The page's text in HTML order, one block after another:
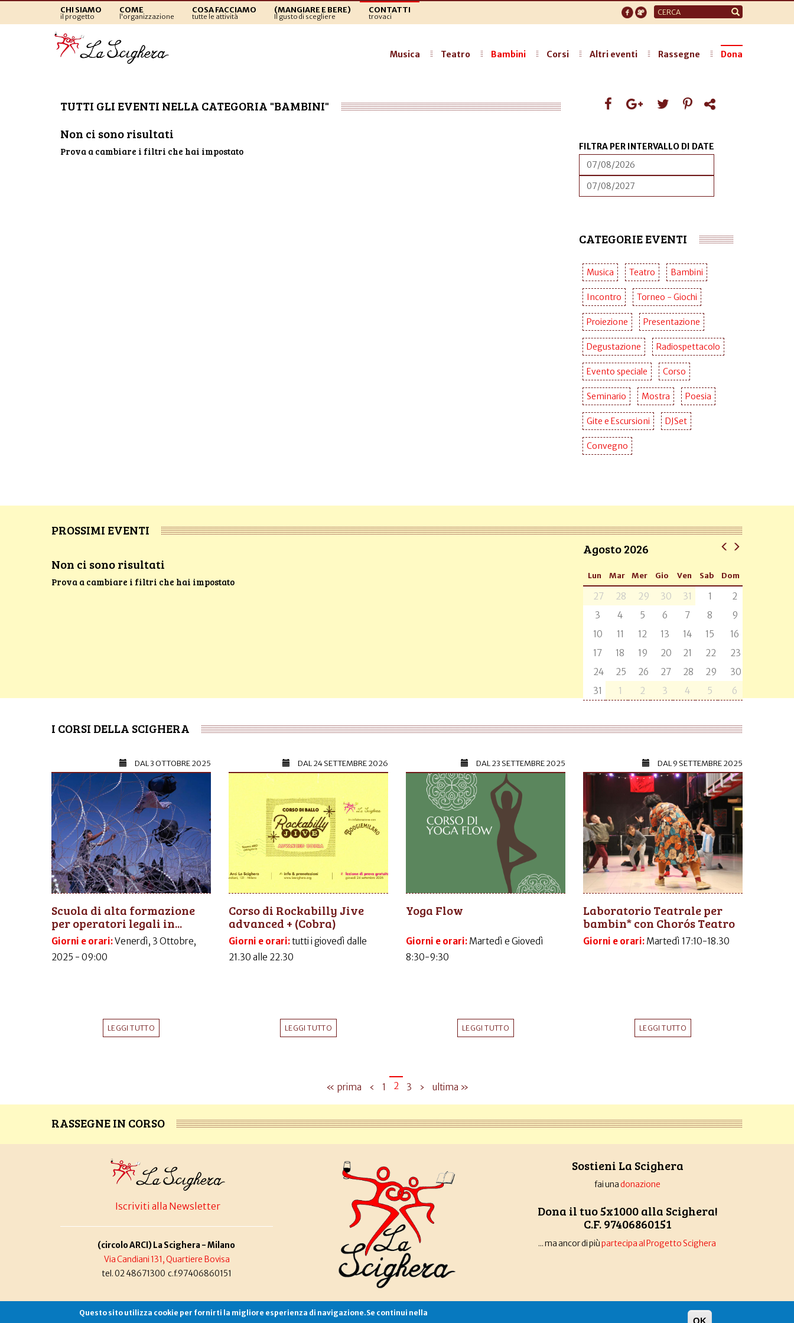
CHI SIAMO
il progetto
COME
l'organizzazione
COSA FACCIAMO
tutte le attività
(MANGIARE E BERE)
Il gusto di scegliere
CONTATTI
trovaci
Form
di
Musica Teatro Bambini Corsi Altri eventi Rassegne Dona
TUTTI GLI EVENTI NELLA CATEGORIA "BAMBINI"
Non ci sono risultati
Prova a cambiare i filtri che hai impostato FILTRA PER INTERVALLO DI DATE
DATA
FILTRA
PER
INTERVALLO
DATE
CATEGORIE EVENTI
Musica Teatro Bambini
Incontro Torneo - Giochi
Proiezione Presentazione
Degustazione Radiospettacolo
Evento speciale Corso
Seminario Mostra Poesia
Gite e Escursioni DJSet
Convegno
PROSSIMI EVENTI
Non ci sono risultati
Prova a cambiare i filtri che hai impostato
Agosto 2026
Lun Mar Mer Gio Ven Sab Dom
27 28 29 30 31 1
2
3
4 5 6 7 8
9
10
11 12 13 14 15
16
17
18 19 20 21 22
23
24
25 26 27 28 29
30
31
1 2 3 4 5 6
I CORSI DELLA SCIGHERA
DAL3 OTTOBRE 2025
Scuola di alta formazione
per operatori legali in...
Giorni e orari:Venerdì, 3 Ottobre,
2025 - 09:00
LEGGI TUTTO
DAL24 SETTEMBRE 2026
Corso di Rockabilly Jive
advanced + (Cobra)
Giorni e orari:tutti i giovedì dalle
21.30 alle 22.30
LEGGI TUTTO
DAL23 SETTEMBRE 2025
Yoga Flow
Giorni e orari: Martedì e Giovedì
8:30-9:30
LEGGI TUTTO
DAL9 SETTEMBRE 2025
Laboratorio Teatrale per
bambin* con Chorós Teatro
Giorni e orari: Martedì 17:10-18.30
LEGGI TUTTO
« prima ‹ 1 2 3 › ultima »
RASSEGNE IN CORSO
Iscriviti alla Newsletter
(circolo ARCI) La Scighera - Milano
Via Candiani 131, Quartiere Bovisa
tel. 02 48671300 c.f.97406860151
Sostieni La Scighera
fai unadonazione
Dona il tuo 5x1000 alla Scighera!
C.F. 97406860151
... ma ancor di piùpartecipa al Progetto Scighera
Associazione La Scigheracopyleft |cookies
Questo sito utilizza cookie per fornirti la migliore esperienza di navigazione.Se continui nella
OK